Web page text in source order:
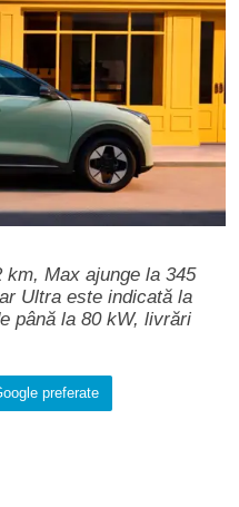
km, Max ajunge la 345
Ultra este indicată la
până la 80 kW, livrări
preferate